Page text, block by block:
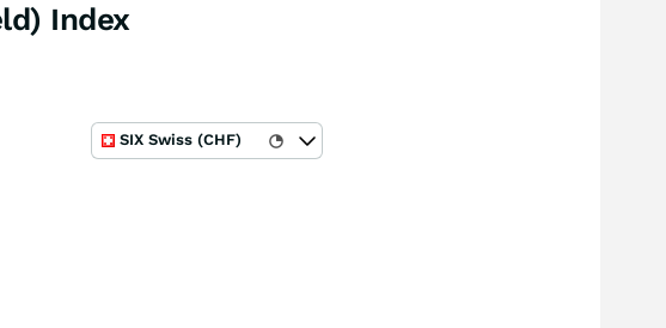
Index
SIX Swiss (CHF)